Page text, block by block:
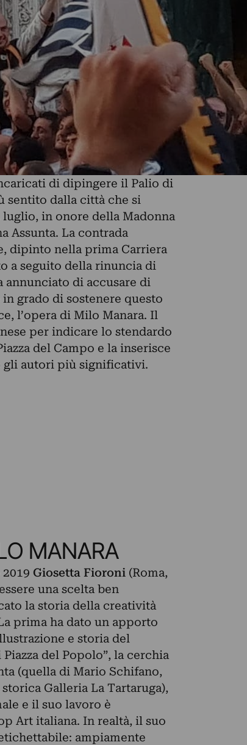
di dipingere il Palio di
sentito dalla città che si
in onore della Madonna
Assunta. La contrada
dipinto nella prima Carriera
a seguito della rinuncia di
annunciato di accusare di
grado di sostenere questo
l’opera di Milo Manara. Il
per indicare lo stendardo
del Campo e la inserisce
gli autori più significativi.
MANARA
Giosetta Fioroni (Roma,
una scelta ben
la storia della creatività
prima ha dato un apporto
e storia del
del Popolo”, la cerchia
(quella di Mario Schifano,
Galleria La Tartaruga),
e il suo lavoro è
Art italiana. In realtà, il suo
ampiamente